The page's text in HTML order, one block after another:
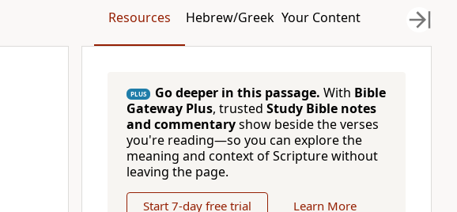
Resources Hebrew/Greek Your Content
PLUS Go deeper in this passage. With Bible
Gateway Plus, trusted Study Bible notes
and commentaryshow beside the verses
you're reading—so you can explore the
meaning and context of Scripture without
leaving the page.
Start 7-day free trial Learn More